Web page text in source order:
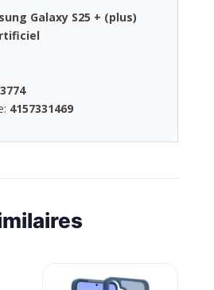
Galaxy S25 + (plus)
4157331469